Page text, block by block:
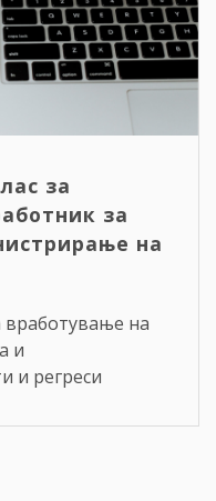
за
за
на
вработување на
и
и регреси